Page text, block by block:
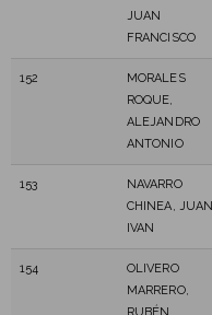
JUAN
FRANCISCO
152
MORALES
ROQUE,
ALEJANDRO
ANTONIO
153
NAVARRO
CHINEA, JUAN
IVAN
154
OLIVERO
MARRERO,